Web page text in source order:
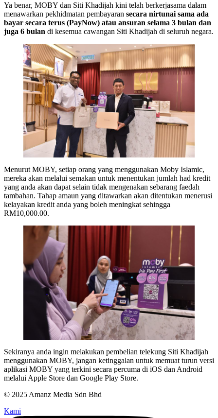
Ya benar, MOBY dan Siti Khadijah kini telah berkerjasama dalam
menawarkan pekhidmatan pembayaran secara nirtunai sama ada
bayar secara terus (PayNow) atau ansuran selama 3 bulan dan
juga 6 bulan di kesemua cawangan Siti Khadijah di seluruh negara.
Menurut MOBY, setiap orang yang menggunakan Moby Islamic,
mereka akan melalui semakan untuk menentukan jumlah had kredit
yang anda akan dapat selain tidak mengenakan sebarang faedah
tambahan. Tahap amaun yang ditawarkan akan ditentukan menerusi
kelayakan kredit anda yang boleh meningkat sehingga
RM10,000.00.
Sekiranya anda ingin melakukan pembelian telekung Siti Khadijah
menggunakan MOBY, jangan ketinggalan untuk memuat turun versi
aplikasi MOBY yang terkini secara percuma di iOS dan Android
melalui Apple Store dan Google Play Store.
© 2025 Amanz Media Sdn Bhd
Kami